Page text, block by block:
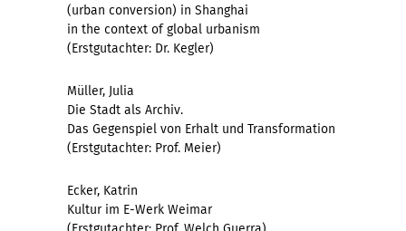
(urban conversion) in Shanghai
in the context of global urbanism
(Erstgutachter: Dr. Kegler)
Müller, Julia
Die Stadt als Archiv.
Das Gegenspiel von Erhalt und Transformation
(Erstgutachter: Prof. Meier)
Ecker, Katrin
Kultur im E-Werk Weimar